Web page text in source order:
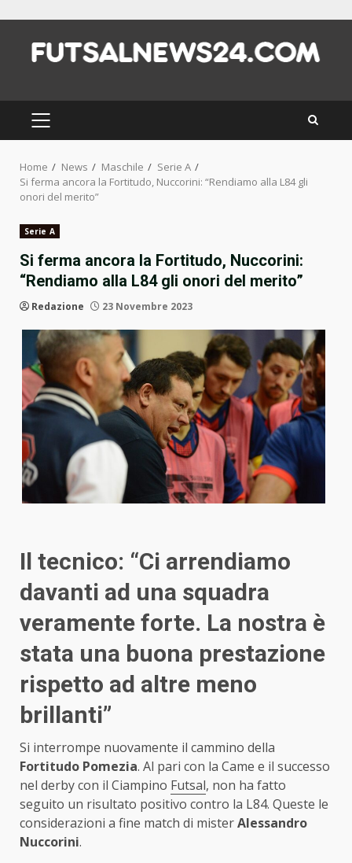
content
PRIMARY
MENU
Home News Maschile
Serie A
Si ferma ancora la Fortitudo, Nuccorini: “Rendiamo alla L84 gli
onori del merito”
Serie A
Si ferma ancora la Fortitudo, Nuccorini:
“Rendiamo alla L84 gli onori del merito”
Redazione 23 Novembre 2023
Il tecnico: “Ci arrendiamo
davanti ad una squadra
veramente forte. La nostra è
stata una buona prestazione
rispetto ad altre meno
brillanti”
Si interrompe nuovamente il cammino della
Fortitudo Pomezia. Al pari con la Came e il successo
nel derby con il Ciampino Futsal, non ha fatto
seguito un risultato positivo contro la L84. Queste le
considerazioni a fine match di misterAlessandro
Nuccorini.